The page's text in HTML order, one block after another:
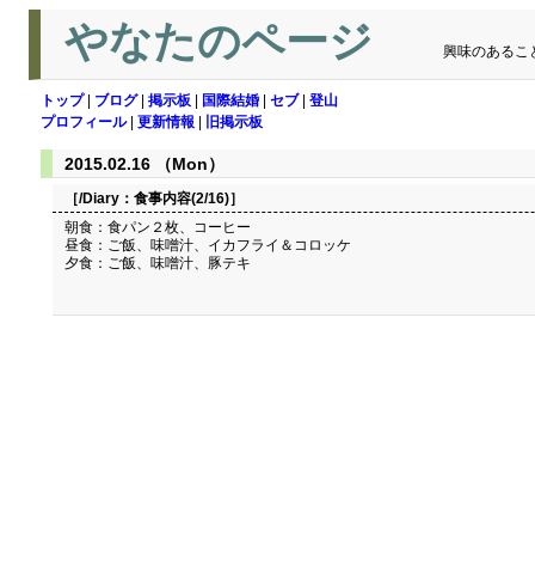
やなたのページ 興味のあるこ
トップ| ブログ| 掲示板 国際結婚 セブ| 登山
プロフィール| 更新情報 旧掲示板
2015.02.16 （Mon）
［/Diary： 食事内容(2/16)］
朝食：食パン２枚、コーヒー
昼食：ご飯、味噌汁、イカフライ＆コロッケ
夕食：ご飯、味噌汁、豚テキ